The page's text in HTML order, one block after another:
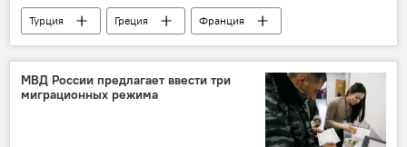
Турция Греция
Франция
оборона
море
МВД России предлагает ввести три
миграционных режима